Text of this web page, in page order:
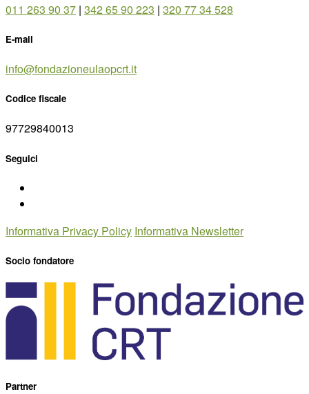
011 263 90 37 | 342 65 90 223 | 320 77 34 528
E-mail
info@fondazioneulaopcrt.it
Codice fiscale
97729840013
Seguici
Informativa Privacy Policy Informativa Newsletter
Socio fondatore
Partner